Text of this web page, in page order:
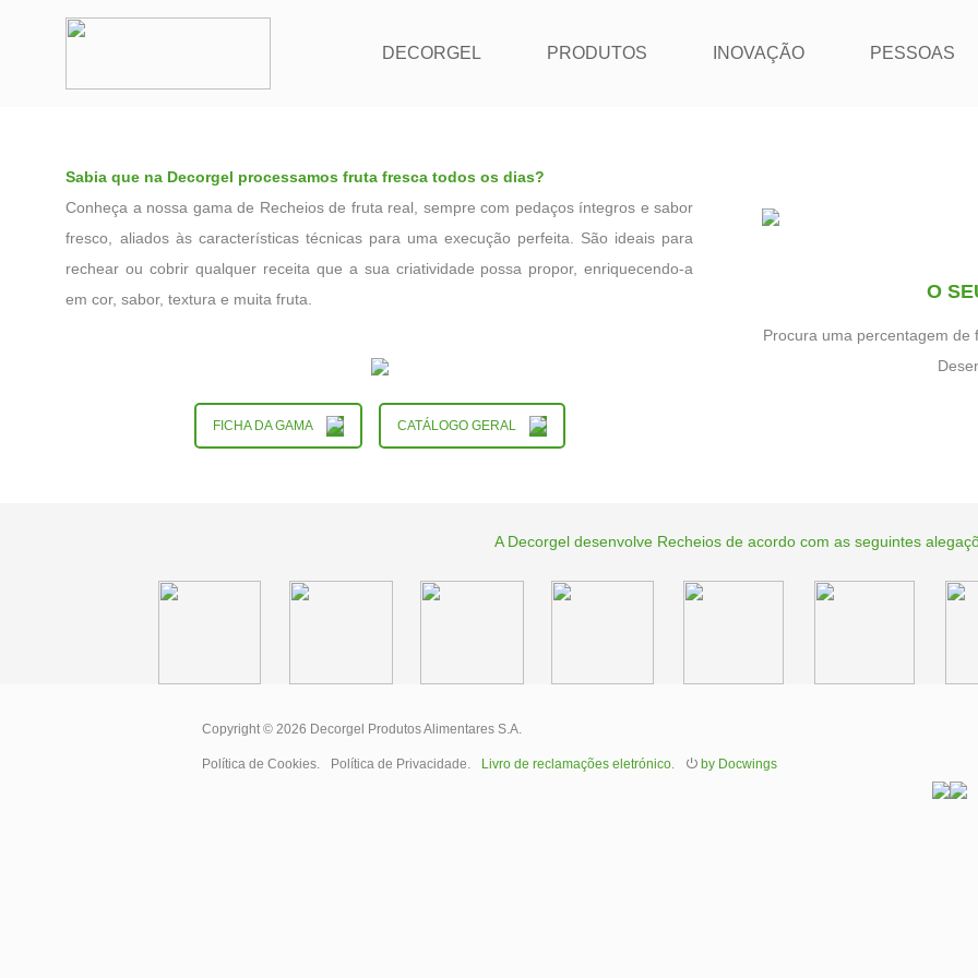
DECORGEL PRODUTOS INOVAÇÃO PESSOAS
Sabia que na Decorgel processamos fruta fresca todos os dias?
Conheça a nossa gama de Recheios de fruta real, sempre com pedaços íntegros e sabor
fresco, aliados às características técnicas para uma execução perfeita. São ideais para
rechear ou cobrir qualquer receita que a sua criatividade possa propor, enriquecendo-a
em cor, sabor, textura e muita fruta.
FICHA DA GAMA CATÁLOGO GERAL
O
Procura uma percentagem de
A Decorgel desenvolve Recheios de acordo com as seguintes
Copyright © 2026 Decorgel Produtos Alimentares S.A.
Política de Cookies. Política de Privacidade. Livro de reclamações eletrónico. ⏻ by Docwings